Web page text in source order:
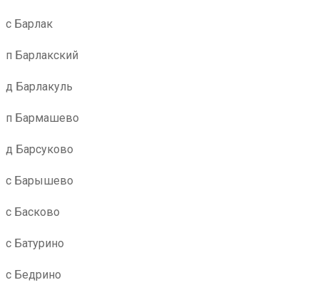
с Барлак
п Барлакский
д Барлакуль
п Бармашево
д Барсуково
с Барышево
с Басково
с Батурино
с Бедрино